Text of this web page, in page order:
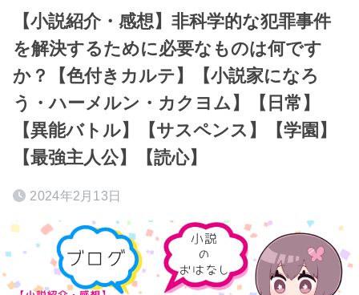
【小説紹介・感想】非科学的な犯罪事件
を解決するために必要なものは何です
か？【色付きカルテ】【小説家になろ
う・ハーメルン・カクヨム】【日常】
【異能バトル】【サスペンス】【学園】
【最強主人公】【読心】
2024年2月13日